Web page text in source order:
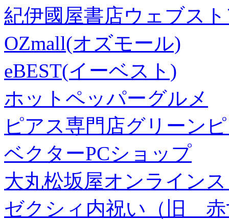
紀伊國屋書店ウェブス
OZmall(オズモール)
eBEST(イーベスト)
ホットペッパーグルメ
ピアス専門店グリーン
ベクターPCショップ
大丸松坂屋オンライン
ゼクシィ内祝い（旧 赤